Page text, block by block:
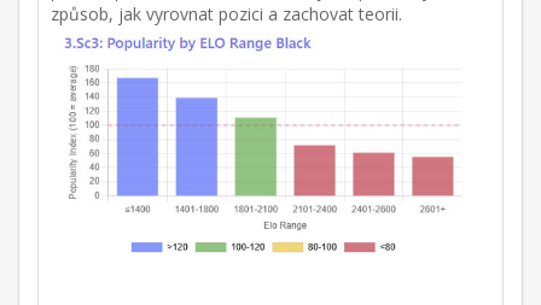
způsob, jak vyrovnat pozici a zachovat teorii.